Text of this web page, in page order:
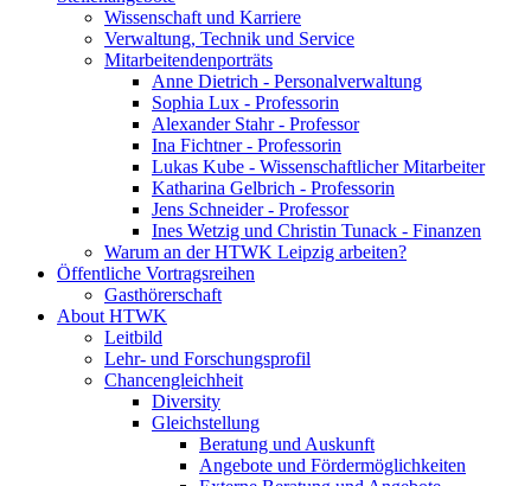
Wissenschaft und Karriere
Verwaltung, Technik und Service
Mitarbeitendenporträts
Anne Dietrich - Personalverwaltung
Sophia Lux - Professorin
Alexander Stahr - Professor
Ina Fichtner - Professorin
Lukas Kube - Wissenschaftlicher Mitarbeiter
Katharina Gelbrich - Professorin
Jens Schneider - Professor
Ines Wetzig und Christin Tunack - Finanzen
Warum an der HTWK Leipzig arbeiten?
Öffentliche Vortragsreihen
Gasthörerschaft
About HTWK
Leitbild
Lehr- und Forschungsprofil
Chancengleichheit
Diversity
Gleichstellung
Beratung und Auskunft
Angebote und Fördermöglichkeiten